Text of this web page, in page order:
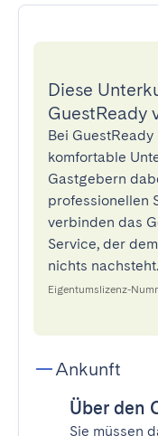
Diese
GuestReady
Bei
komfortable
Gastgebern
professionellen
verbinden das
Service, der
nichts nachsteht.
Eigentumslizenz-
Ankunft
Über den
Sie müssen